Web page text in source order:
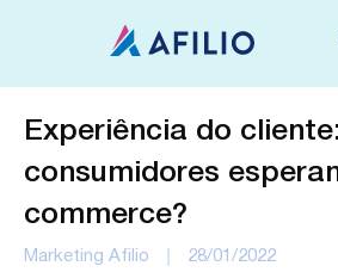
Experiência do
consumidores
commerce?
Marketing Afilio 28/01/2022